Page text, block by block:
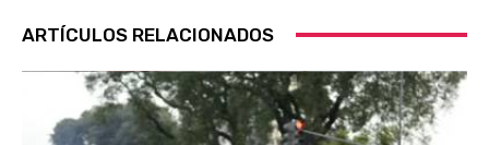
ARTÍCULOS RELACIONADOS